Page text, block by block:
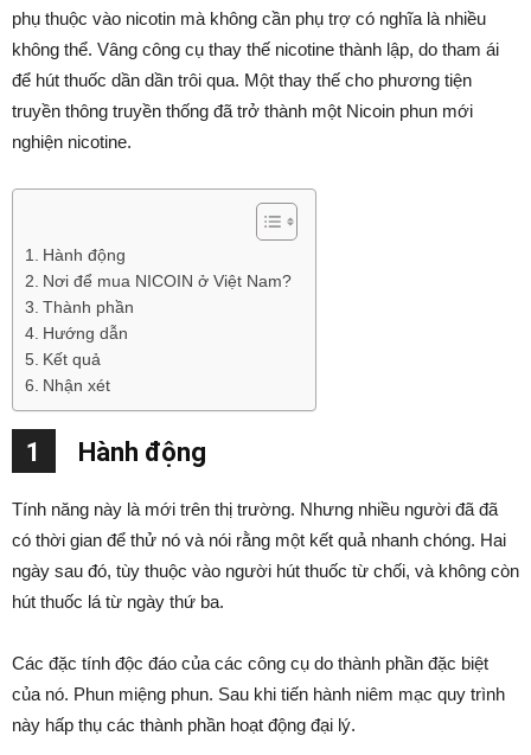
phụ thuộc vào nicotin mà không cần phụ trợ có nghĩa là nhiều
không thể. Vâng công cụ thay thế nicotine thành lập, do tham ái
để hút thuốc dần dần trôi qua. Một thay thế cho phương tiện
truyền thông truyền thống đã trở thành một Nicoin phun mới
nghiện nicotine.
Hành động
Nơi để mua NICOIN ở Việt Nam?
Thành phần
Hướng dẫn
Kết quả
Nhận xét
1 Hành động
Tính năng này là mới trên thị trường. Nhưng nhiều người đã đã
có thời gian để thử nó và nói rằng một kết quả nhanh chóng. Hai
ngày sau đó, tùy thuộc vào người hút thuốc từ chối, và không còn
hút thuốc lá từ ngày thứ ba.
Các đặc tính độc đáo của các công cụ do thành phần đặc biệt
của nó. Phun miệng phun. Sau khi tiến hành niêm mạc quy trình
này hấp thụ các thành phần hoạt động đại lý.